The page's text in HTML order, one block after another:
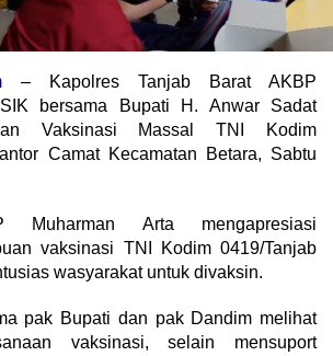
– Kapolres Tanjab Barat AKBP
bersama Bupati H. Anwar Sadat
Vaksinasi Massal TNI Kodim
Camat Kecamatan Betara, Sabtu
Muharman Arta mengapresiasi
vaksinasi TNI Kodim 0419/Tanjab
wasyarakat untuk divaksin.
pak Bupati dan pak Dandim melihat
vaksinasi, selain mensuport